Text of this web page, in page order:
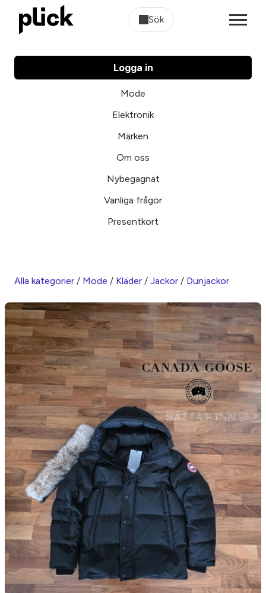
Sök
Logga in
Mode
Elektronik
Märken
Om oss
Nybegagnat
Vanliga frågor
Presentkort
Alla kategorier / Mode / Kläder / Jackor / Dunjackor